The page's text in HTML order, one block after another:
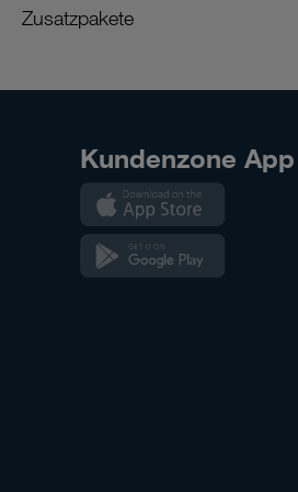
Zusatzpakete
Kundenzone App